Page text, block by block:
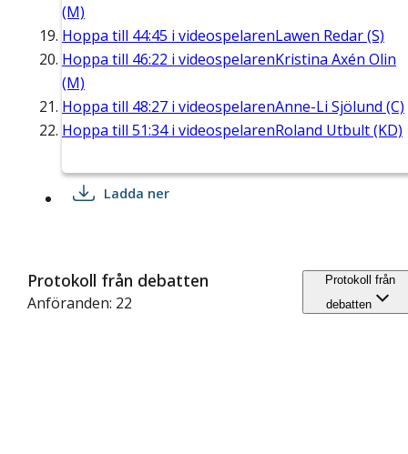
(M)
Hoppa till 44:45 i videospelarenLawen Redar (S)
Hoppa till 46:22 i videospelarenKristina Axén Olin
(M)
Hoppa till 48:27 i videospelarenAnne-Li Sjölund (C)
Hoppa till 51:34i videospelarenRoland Utbult (KD)
Ladda ner
Protokoll från debatten
Anföranden: 22
Protokoll från
debatten